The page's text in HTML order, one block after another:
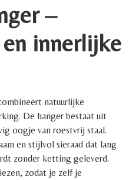
–
innerlijke
natuurlijke
De hanger bestaat uit
oogje van roestvrij staal.
en stijlvol sieraad dat lang
zonder ketting geleverd.
zodat je zelf je